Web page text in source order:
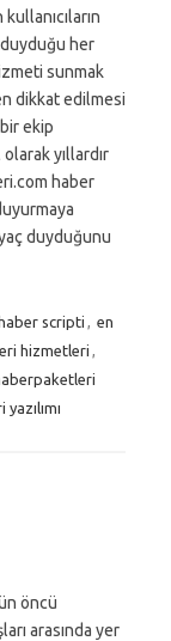
her
sunmak
dikkat edilmesi
ekip
yıllardır
haber
duyduğunu
scripti , en
hizmetleri ,
öncü
arasında yer